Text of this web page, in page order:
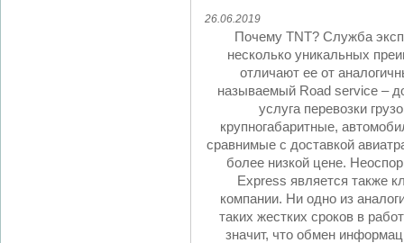
26.06.2019
Почему TNT? Служба
несколько уникальных
отличают ее от
называемый Road service –
услуга перевозки
крупногабаритные,
сравнимые с доставкой
более низкой цене.
Express является также
компании. Ни одно из
таких жестких сроков в
значит, что обмен